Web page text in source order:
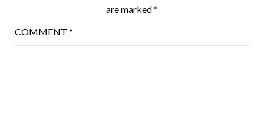
are marked*
COMMENT *